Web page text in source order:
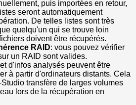
puis importées en retour,
seront automatiquement
De telles listes sont très
quelqu'un qui se trouve loin
doivent être récupérés.
RAID: vous pouvez vérifier
un RAID sont valides.
d'infos analysés peuvent être
à partir d'ordinateurs distants. Cela
transfère de larges volumes
lors de la récupération en